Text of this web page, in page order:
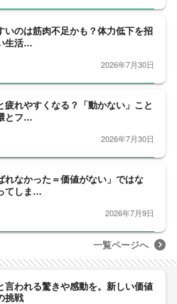
いのは筋肉不足かも？体力低下を招
生活…
2026年7月30日
疲れやすくなる？「動かない」こと
とフ…
2026年7月30日
れなかった＝価値がない」ではな
てしま…
2026年7月9日
一覧ページへ
言われる驚きや感動を。新しい価値
挑戦